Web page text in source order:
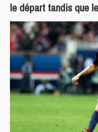
le départ tandis que